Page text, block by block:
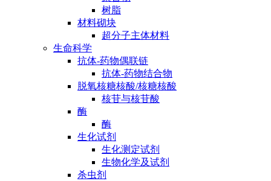
树脂
材料砌块
超分子主体材料
生命科学
抗体-药物偶联链
抗体-药物结合物
脱氧核糖核酸/核糖核酸
核苷与核苷酸
酶
酶
生化试剂
生化测定试剂
生物化学及试剂
杀虫剂